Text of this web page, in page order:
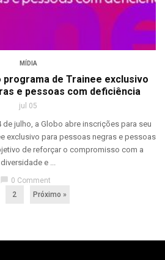
MÍDIA
programa de Trainee exclusivo
e pessoas com deficiência
jul 05
julho, a Globo abre inscrições para seu
exclusivo para pessoas negras e pessoas
de reforçar o compromisso com a
diversidade e ...
chat_bubble 0 Comment
2 Próximo »